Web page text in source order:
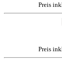
Preis
Preis